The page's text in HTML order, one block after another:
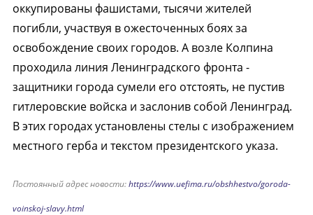
оккупированы фашистами, тысячи жителей
погибли, участвуя в ожесточенных боях за
освобождение своих городов. А возле Колпина
проходила линия Ленинградского фронта -
защитники города сумели его отстоять, не пустив
гитлеровские войска и заслонив собой Ленинград.
В этих городах установлены стелы с изображением
местного герба и текстом президентского указа.
Постоянный адрес новости:https://www.uefima.ru/obshhestvo/goroda-
voinskoj-slavy.html